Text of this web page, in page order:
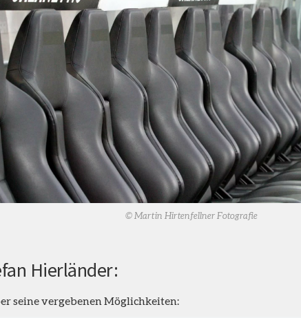
© Martin Hirtenfellner Fotografie
Hierländer:
seine vergebenen Möglichkeiten: